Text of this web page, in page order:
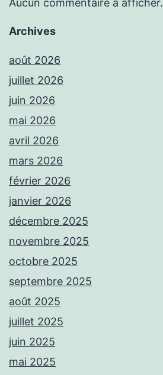
Aucun commentaire à afficher.
Archives
août 2026
juillet 2026
juin 2026
mai 2026
avril 2026
mars 2026
février 2026
janvier 2026
décembre 2025
novembre 2025
octobre 2025
septembre 2025
août 2025
juillet 2025
juin 2025
mai 2025